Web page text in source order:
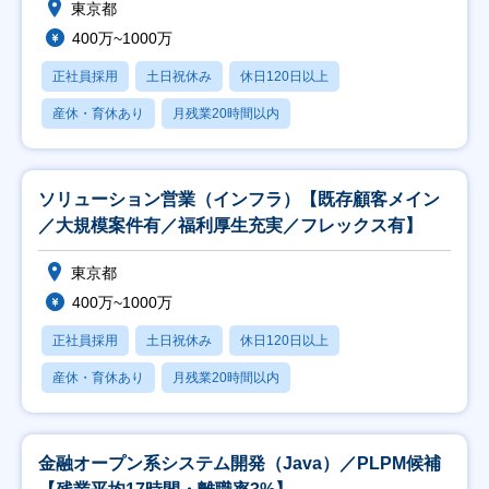
東京都
400万~1000万
正社員採用 土日祝休み 休日120日以上
産休・育休あり 月残業20時間以内
ソリューション営業（インフラ）【既存顧客メイン
／大規模案件有／福利厚生充実／フレックス有】
東京都
400万~1000万
正社員採用 土日祝休み 休日120日以上
産休・育休あり 月残業20時間以内
金融オープン系システム開発（Java）／PLPM候補